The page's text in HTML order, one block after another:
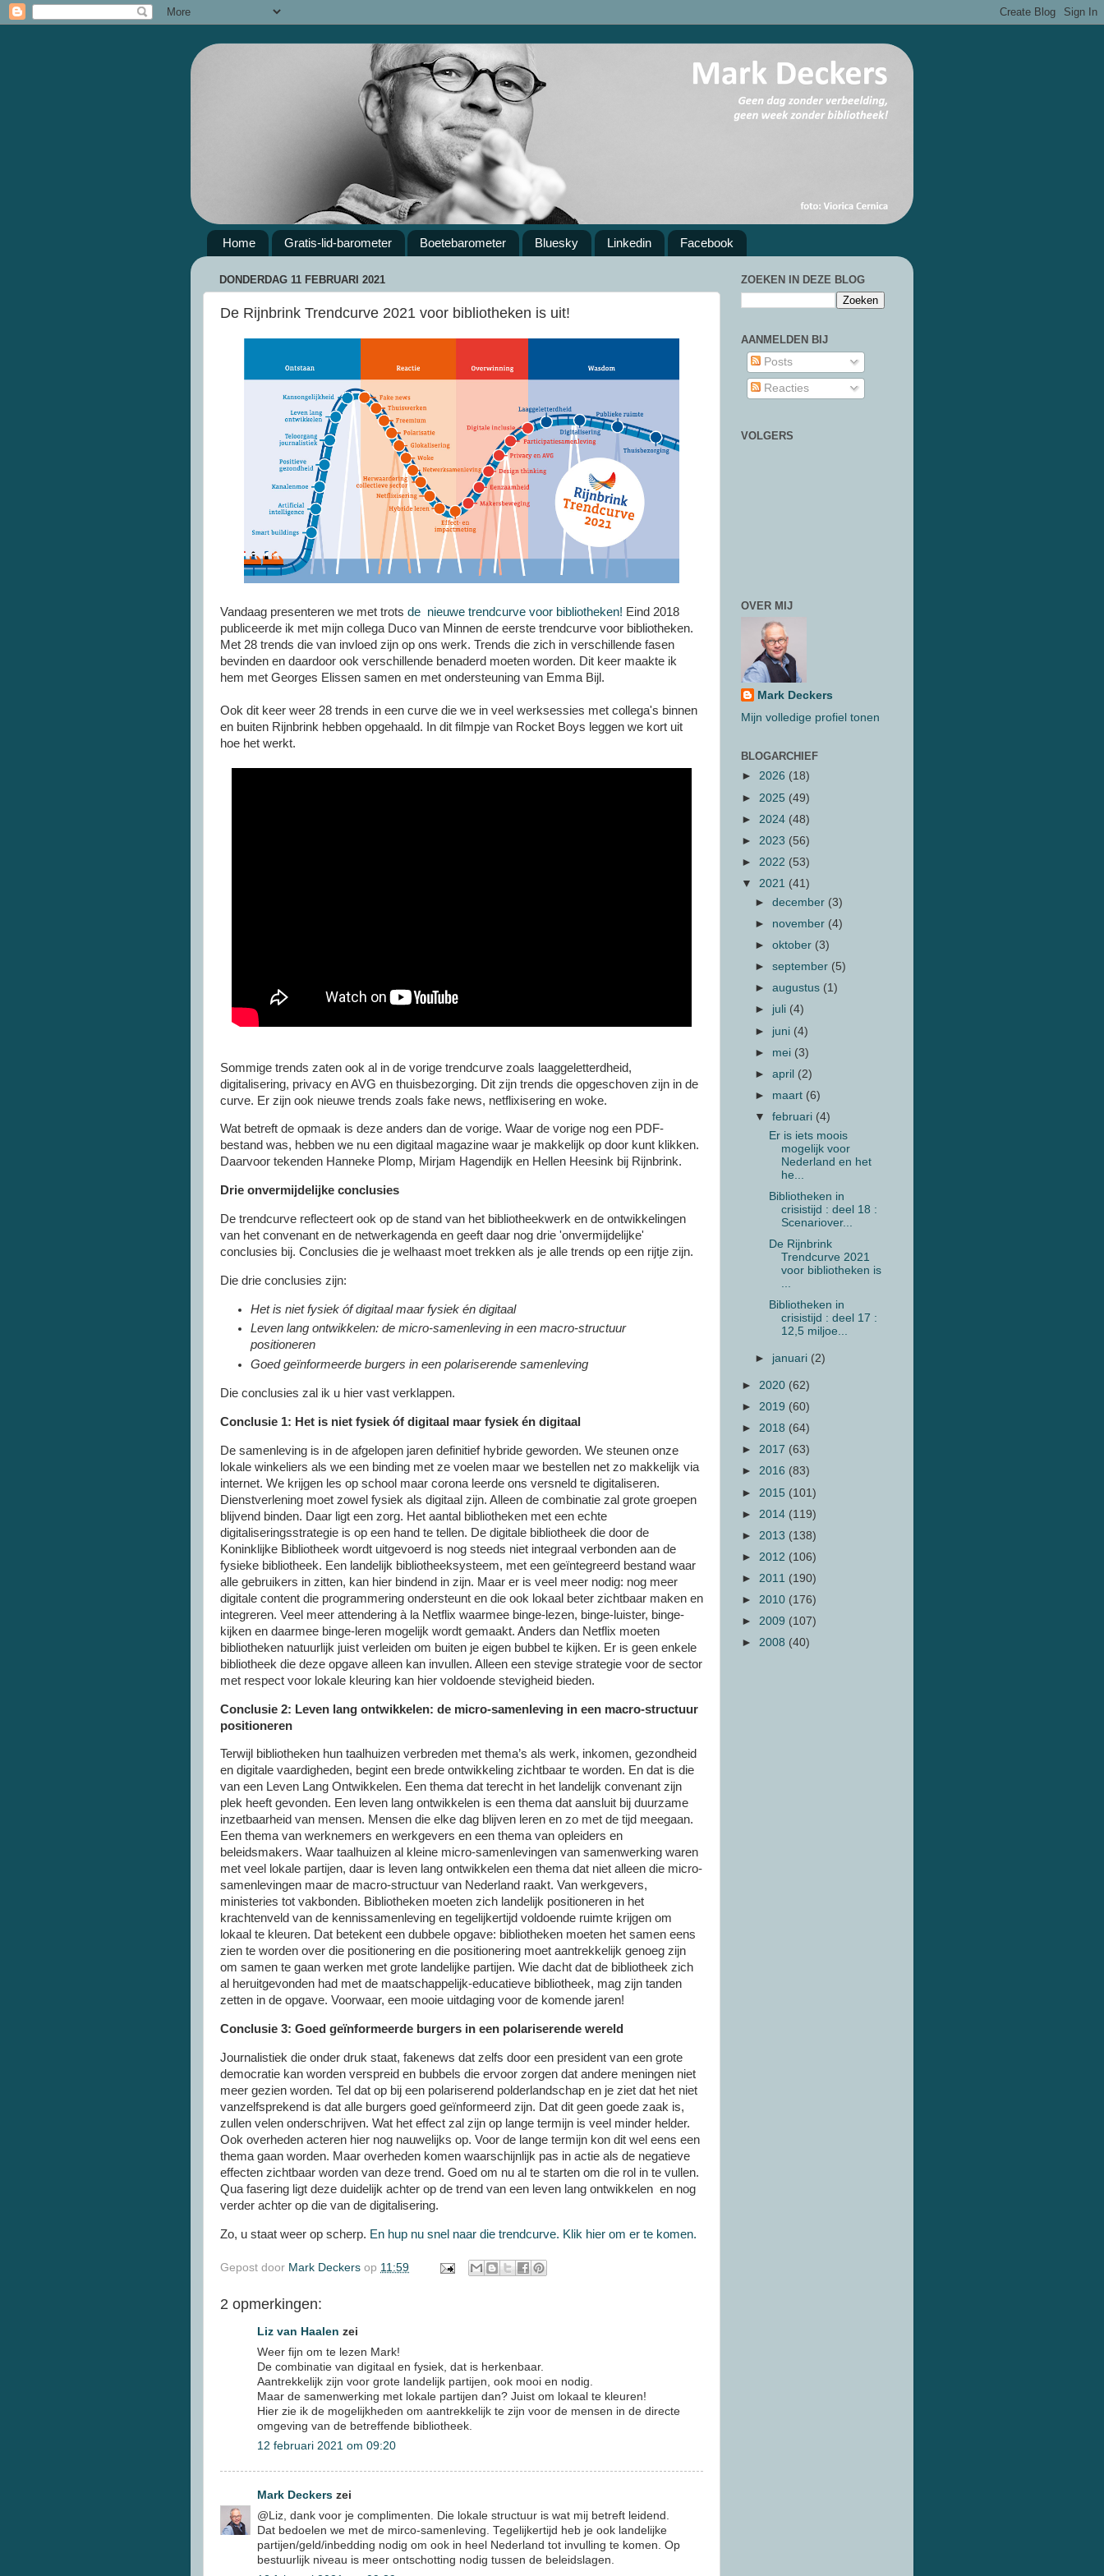
Home Gratis-lid-barometer Boetebarometer Bluesky Linkedin Facebook
DONDERDAG 11 FEBRUARI 2021
De Rijnbrink Trendcurve 2021 voor bibliotheken is uit!
Vandaag presenteren we met trots de nieuwe trendcurve voor bibliotheken! Eind 2018
publiceerde ik met mijn collega Duco van Minnen de eerste trendcurve voor bibliotheken.
Met 28 trends die van invloed zijn op ons werk. Trends die zich in verschillende fasen
bevinden en daardoor ook verschillende benaderd moeten worden. Dit keer maakte ik
hem met Georges Elissen samen en met ondersteuning van Emma Bijl.
Ook dit keer weer 28 trends in een curve die we in veel werksessies met collega's binnen
en buiten Rijnbrink hebben opgehaald. In dit filmpje van Rocket Boys leggen we kort uit
hoe het werkt.
Sommige trends zaten ook al in de vorige trendcurve zoals laaggeletterdheid,
digitalisering, privacy en AVG en thuisbezorging. Dit zijn trends die opgeschoven zijn in de
curve. Er zijn ook nieuwe trends zoals fake news, netflixisering en woke.
Wat betreft de opmaak is deze anders dan de vorige. Waar de vorige nog een PDF-
bestand was, hebben we nu een digitaal magazine waar je makkelijk op door kunt klikken.
Daarvoor tekenden Hanneke Plomp, Mirjam Hagendijk en Hellen Heesink bij Rijnbrink.
Drie onvermijdelijke conclusies
De trendcurve reflecteert ook op de stand van het bibliotheekwerk en de ontwikkelingen
van het convenant en de netwerkagenda en geeft daar nog drie 'onvermijdelijke'
conclusies bij. Conclusies die je welhaast moet trekken als je alle trends op een rijtje zijn.
Die drie conclusies zijn:
Het is niet fysiek óf digitaal maar fysiek én digitaal
Leven lang ontwikkelen: de micro-samenleving in een macro-structuur
positioneren
Goed geïnformeerde burgers in een polariserende samenleving
Die conclusies zal ik u hier vast verklappen.
Conclusie 1: Het is niet fysiek óf digitaal maar fysiek én digitaal
De samenleving is in de afgelopen jaren definitief hybride geworden. We steunen onze
lokale winkeliers als we een binding met ze voelen maar we bestellen net zo makkelijk via
internet. We krijgen les op school maar corona leerde ons versneld te digitaliseren.
Dienstverlening moet zowel fysiek als digitaal zijn. Alleen de combinatie zal grote groepen
blijvend binden. Daar ligt een zorg. Het aantal bibliotheken met een echte
digitaliseringsstrategie is op een hand te tellen. De digitale bibliotheek die door de
Koninklijke Bibliotheek wordt uitgevoerd is nog steeds niet integraal verbonden aan de
fysieke bibliotheek. Een landelijk bibliotheeksysteem, met een geïntegreerd bestand waar
alle gebruikers in zitten, kan hier bindend in zijn. Maar er is veel meer nodig: nog meer
digitale content die programmering ondersteunt en die ook lokaal beter zichtbaar maken en
integreren. Veel meer attendering à la Netflix waarmee binge-lezen, binge-luister, binge-
kijken en daarmee binge-leren mogelijk wordt gemaakt. Anders dan Netflix moeten
bibliotheken natuurlijk juist verleiden om buiten je eigen bubbel te kijken. Er is geen enkele
bibliotheek die deze opgave alleen kan invullen. Alleen een stevige strategie voor de sector
met respect voor lokale kleuring kan hier voldoende stevigheid bieden.
Conclusie 2: Leven lang ontwikkelen: de micro-samenleving in een macro-structuur
positioneren
Terwijl bibliotheken hun taalhuizen verbreden met thema’s als werk, inkomen, gezondheid
en digitale vaardigheden, begint een brede ontwikkeling zichtbaar te worden. En dat is die
van een Leven Lang Ontwikkelen. Een thema dat terecht in het landelijk convenant zijn
plek heeft gevonden. Een leven lang ontwikkelen is een thema dat aansluit bij duurzame
inzetbaarheid van mensen. Mensen die elke dag blijven leren en zo met de tijd meegaan.
Een thema van werknemers en werkgevers en een thema van opleiders en
beleidsmakers. Waar taalhuizen al kleine micro-samenlevingen van samenwerking waren
met veel lokale partijen, daar is leven lang ontwikkelen een thema dat niet alleen die micro-
samenlevingen maar de macro-structuur van Nederland raakt. Van werkgevers,
ministeries tot vakbonden. Bibliotheken moeten zich landelijk positioneren in het
krachtenveld van de kennissamenleving en tegelijkertijd voldoende ruimte krijgen om
lokaal te kleuren. Dat betekent een dubbele opgave: bibliotheken moeten het samen eens
zien te worden over die positionering en die positionering moet aantrekkelijk genoeg zijn
om samen te gaan werken met grote landelijke partijen. Wie dacht dat de bibliotheek zich
al heruitgevonden had met de maatschappelijk-educatieve bibliotheek, mag zijn tanden
zetten in de opgave. Voorwaar, een mooie uitdaging voor de komende jaren!
Conclusie 3: Goed geïnformeerde burgers in een polariserende wereld
Journalistiek die onder druk staat, fakenews dat zelfs door een president van een grote
democratie kan worden verspreid en bubbels die ervoor zorgen dat andere meningen niet
meer gezien worden. Tel dat op bij een polariserend polderlandschap en je ziet dat het niet
vanzelfsprekend is dat alle burgers goed geïnformeerd zijn. Dat dit geen goede zaak is,
zullen velen onderschrijven. Wat het effect zal zijn op lange termijn is veel minder helder.
Ook overheden acteren hier nog nauwelijks op. Voor de lange termijn kon dit wel eens een
thema gaan worden. Maar overheden komen waarschijnlijk pas in actie als de negatieve
effecten zichtbaar worden van deze trend. Goed om nu al te starten om die rol in te vullen.
Qua fasering ligt deze duidelijk achter op de trend van een leven lang ontwikkelen en nog
verder achter op die van de digitalisering.
Zo, u staat weer op scherp. En hup nu snel naar die trendcurve. Klik hier om er te komen.
Gepost door Mark Deckers op 11:59
2 opmerkingen:
Liz van Haalen zei
Weer fijn om te lezen Mark!
De combinatie van digitaal en fysiek, dat is herkenbaar.
Aantrekkelijk zijn voor grote landelijk partijen, ook mooi en nodig.
Maar de samenwerking met lokale partijen dan? Juist om lokaal te kleuren!
Hier zie ik de mogelijkheden om aantrekkelijk te zijn voor de mensen in de directe
omgeving van de betreffende bibliotheek.
12 februari 2021 om 09:20
Mark Deckers zei
@Liz, dank voor je complimenten. Die lokale structuur is wat mij betreft leidend.
Dat bedoelen we met de mirco-samenleving. Tegelijkertijd heb je ook landelijke
partijen/geld/inbedding nodig om ook in heel Nederland tot invulling te komen. Op
bestuurlijk niveau is meer ontschotting nodig tussen de beleidslagen.
ZOEKEN IN DEZE BLOG
AANMELDEN BIJ
Posts
Reacties
VOLGERS
OVER MIJ
Mark Deckers
Mijn volledige profiel tonen
BLOGARCHIEF
► 2026 (18)
► 2025 (49)
► 2024 (48)
► 2023 (56)
► 2022 (53)
▼ 2021 (41)
►december (3)
► november (4)
►oktober (3)
►september (5)
►augustus (1)
► juli (4)
► juni (4)
► mei (3)
►april (2)
► maart (6)
▼februari (4)
Er is iets moois
mogelijk voor
Nederland en het
he...
Bibliotheken in
crisistijd : deel 18 :
Scenariover...
De Rijnbrink
Trendcurve 2021
voor bibliotheken is
...
Bibliotheken in
crisistijd : deel 17 :
12,5 miljoe...
► januari (2)
► 2020 (62)
► 2019 (60)
► 2018 (64)
► 2017 (63)
► 2016 (83)
► 2015 (101)
► 2014 (119)
► 2013 (138)
► 2012 (106)
► 2011 (190)
► 2010 (176)
► 2009 (107)
► 2008 (40)